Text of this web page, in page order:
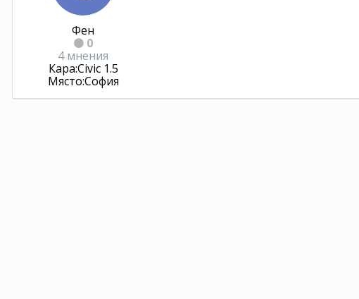
Фен
0
4 мнения
Кара:Civic 1.5
Място:София